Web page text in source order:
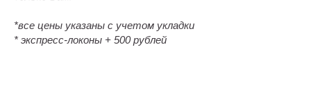
*все цены указаны с учетом укладки
* экспресс-локоны + 500 рублей